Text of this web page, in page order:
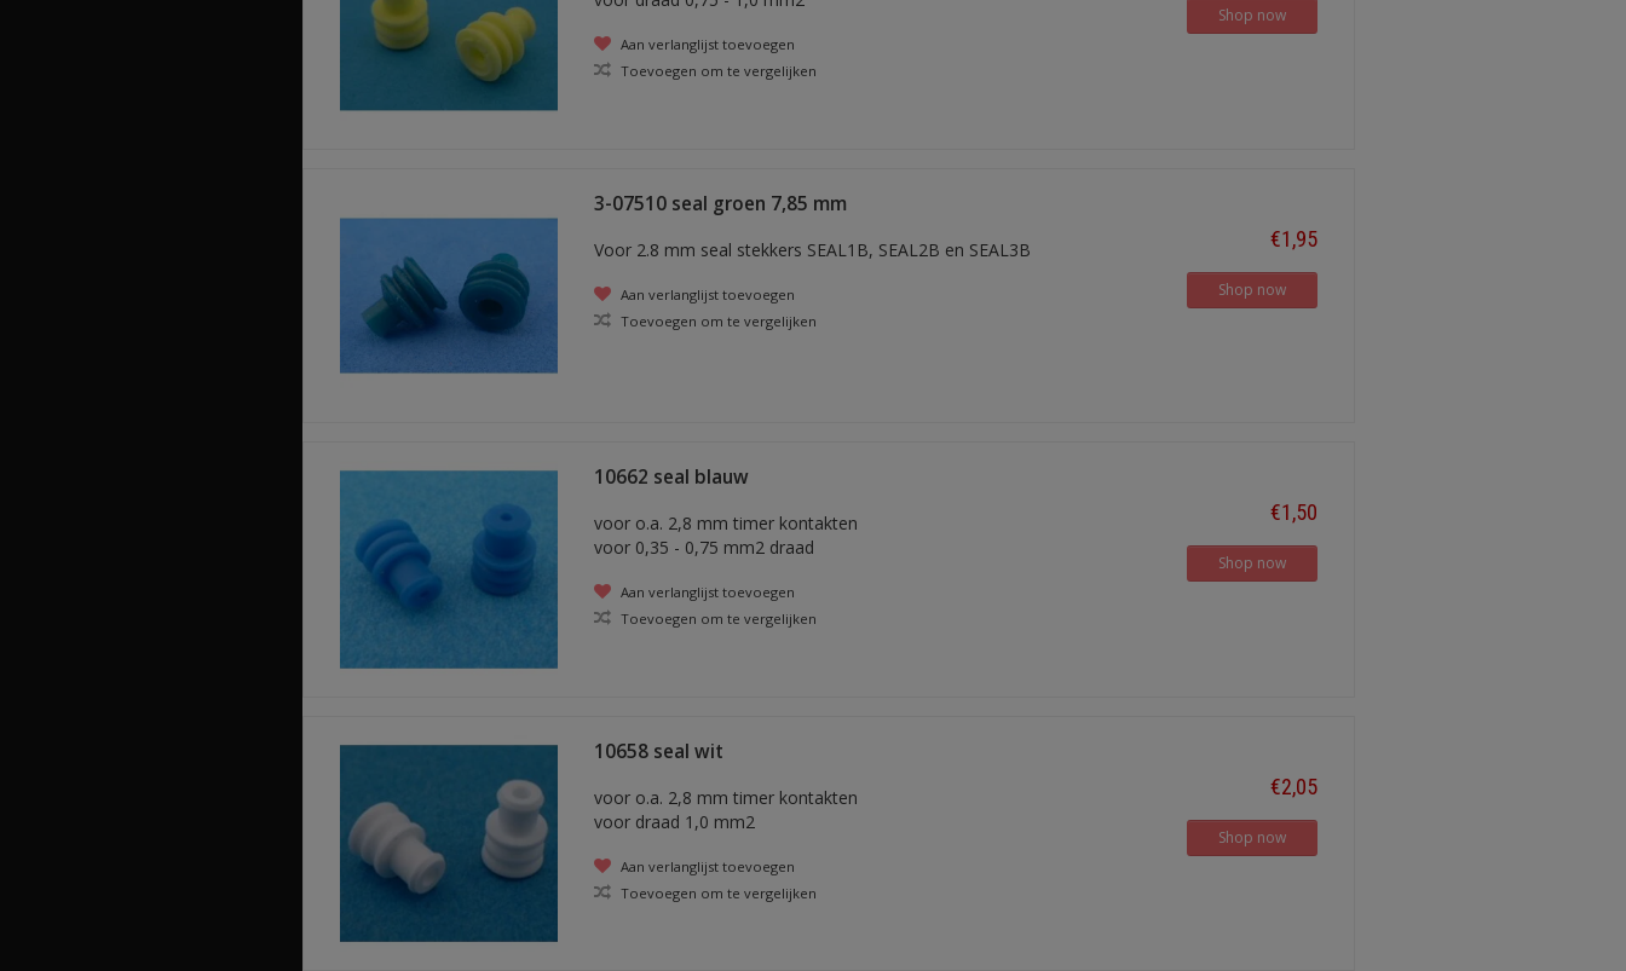
Aan verlanglijst toevoegen
Toevoegen om te vergelijken
Shop now
3-07510 seal groen 7,85 mm
Voor 2.8 mm seal stekkers SEAL1B, SEAL2B en SEAL3B
Aan verlanglijst toevoegen
Toevoegen om te vergelijken
€1,95
Shop now
10662 seal blauw
voor o.a. 2,8 mm timer kontakten
voor 0,35 - 0,75 mm2 draad
Aan verlanglijst toevoegen
Toevoegen om te vergelijken
€1,50
Shop now
10658 seal wit
voor o.a. 2,8 mm timer kontakten
voor draad 1,0 mm2
Aan verlanglijst toevoegen
Toevoegen om te vergelijken
€2,05
Shop now